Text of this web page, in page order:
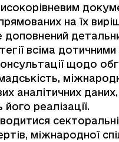
на їх
всіма
щодо
аналітичних
реалізації.
міжнародної